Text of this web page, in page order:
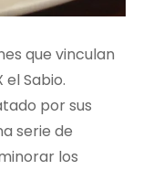
que vinculan
Sabio.
por sus
serie de
los